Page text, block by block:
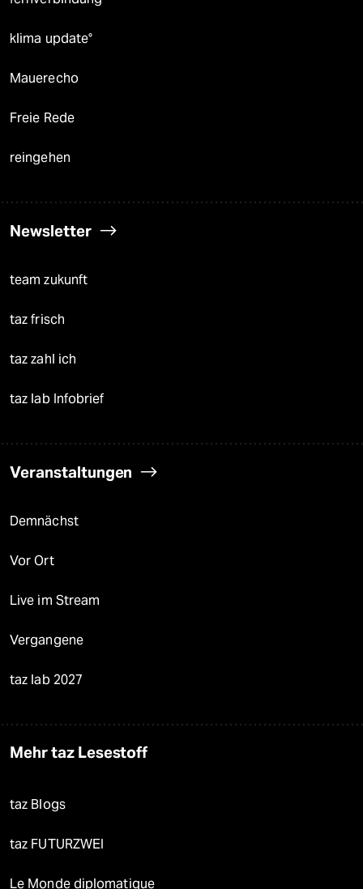
klima update°
Mauerecho
Freie Rede
reingehen
Newsletter
team zukunft
taz frisch
taz zahl ich
taz lab Infobrief
Veranstaltungen
Demnächst
Vor Ort
Live im Stream
Vergangene
taz lab 2027
Mehr taz Lesestoff
taz Blogs
taz FUTURZWEI
Le Monde diplomatique